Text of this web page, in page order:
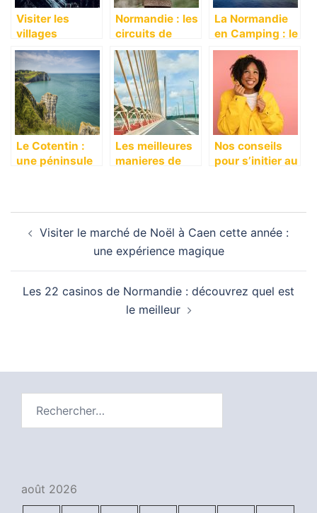
Visiter les
villages
médiévaux de
la Normandie
Normandie : les
circuits de
randonnées
incontournables
de la région
La Normandie
en Camping : le
meilleur moyen
de découvrir la
région
Le Cotentin :
une péninsule
Les meilleures
manieres de
Nos conseils
pour s’initier au
d’article
Visiter le marché de Noël à Caen cette année :
une expérience magique
Les 22 casinos de Normandie : découvrez quel est
le meilleur
août 2026